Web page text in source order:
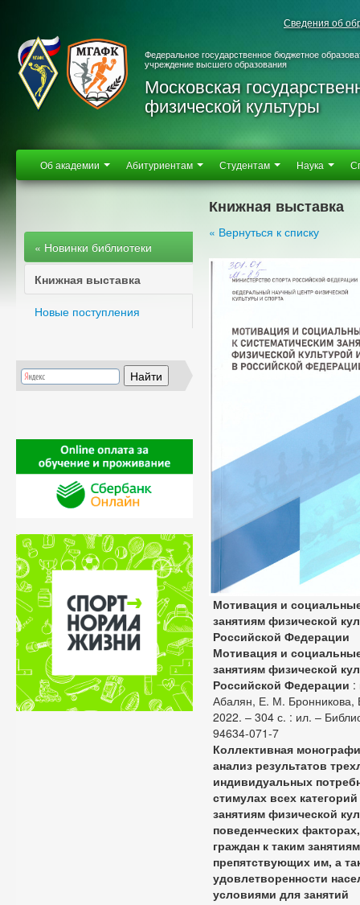
Сведения об
Федеральное государственное бюджетное
учреждение высшего образования
Московская
физической культуры
Об академии Абитуриентам Студентам Наука
« Новинки библиотеки
Книжная выставка
Новые поступления
Книжная выставка
« Вернуться к списку
Мотивация и
занятиям физической
Российской Федерации
Мотивация и
занятиям физической
Российской Федерации :
Абалян, Е. М. Бронникова,
2022. – 304 с. : ил. –
94634-071-7
Коллективная
анализ результатов
индивидуальных
стимулах всех
занятиям физической
поведенческих
граждан к таким
препятствующих им, а
удовлетворенности
условиями для занятий